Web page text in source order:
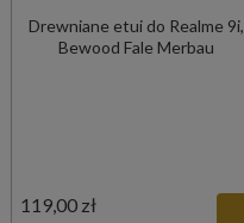
Drewniane etui do Realme 9i,
Bewood Fale Merbau
119,00 zł